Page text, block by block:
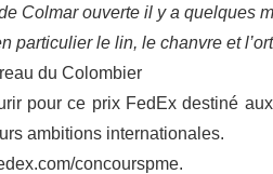
Colmar ouverte il y a quelques
particulier le lin, le chanvre et
du Colombier
pour ce prix FedEx destiné
ambitions internationales.
concourspme.